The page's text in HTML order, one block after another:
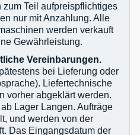
Teil aufpreispflichtiges
nur mit Anzahlung. Alle
werden verkauft
Gewährleistung.
Vereinbarungen.
bei Lieferung oder
Liefertechnische
vorher abgeklärt werden.
Lager Langen. Aufträge
und werden von der
Das Eingangsdatum der